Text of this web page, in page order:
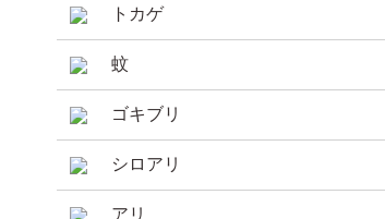
トカゲ
蚊
ゴキブリ
シロアリ